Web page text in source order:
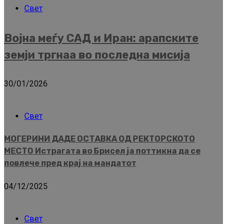
Свет
Војна меѓу САД и Иран: арапските
земји тргнаа во последна мисија
30/01/2026
Свет
МОГЕРИНИ ДАДЕ ОСТАВКА ОД РЕКТОРСКОТО
МЕСТО Истрагата во Брисел ја поттикна да се
повлече пред крај на мандатот
04/12/2025
Свет